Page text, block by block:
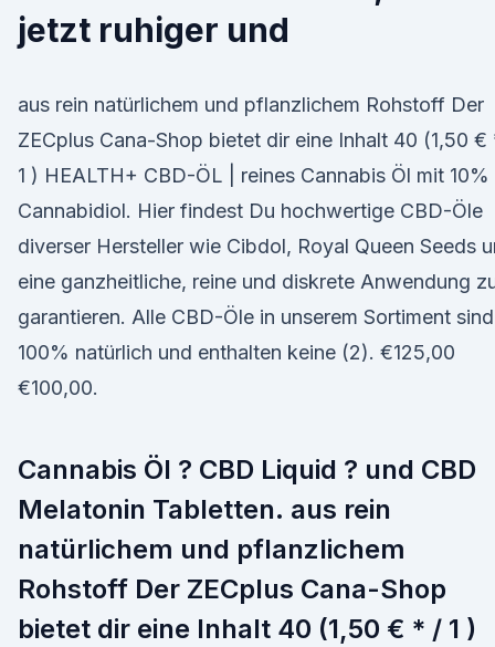
jetzt ruhiger und
aus rein natürlichem und pflanzlichem Rohstoff Der
ZECplus Cana-Shop bietet dir eine Inhalt 40 (1,50
1 ) HEALTH+ CBD-ÖL | reines Cannabis Öl mit 10%
Cannabidiol. Hier findest Du hochwertige CBD-Öle
diverser Hersteller wie Cibdol, Royal Queen Seeds
eine ganzheitliche, reine und diskrete Anwendung
garantieren. Alle CBD-Öle in unserem Sortiment sind
100% natürlich und enthalten keine (2). €125,00
€100,00.
Cannabis Öl ? CBD Liquid ? und CBD
Melatonin Tabletten. aus rein
natürlichem und pflanzlichem
Rohstoff Der ZECplus Cana-Shop
bietet dir eine Inhalt 40 (1,50 € * / 1 )